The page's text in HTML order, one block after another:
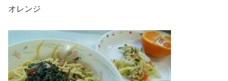
オレンジ